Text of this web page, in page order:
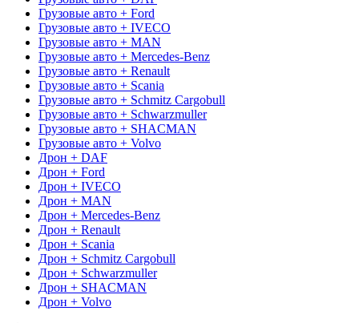
Грузовые авто + Ford
Грузовые авто + IVECO
Грузовые авто + MAN
Грузовые авто + Mercedes-Benz
Грузовые авто + Renault
Грузовые авто + Scania
Грузовые авто + Schmitz Cargobull
Грузовые авто + Schwarzmuller
Грузовые авто + SHACMAN
Грузовые авто + Volvo
Дрон + DAF
Дрон + Ford
Дрон + IVECO
Дрон + MAN
Дрон + Mercedes-Benz
Дрон + Renault
Дрон + Scania
Дрон + Schmitz Cargobull
Дрон + Schwarzmuller
Дрон + SHACMAN
Дрон + Volvo